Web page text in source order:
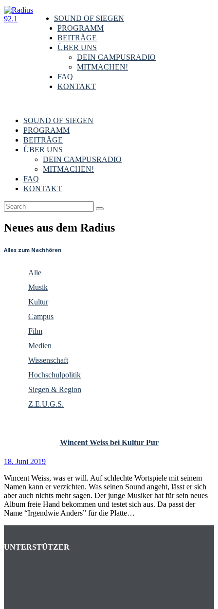
SOUND OF SIEGEN
PROGRAMM
BEITRÄGE
ÜBER UNS
DEIN CAMPUSRADIO
MITMACHEN!
FAQ
KONTAKT
SOUND OF SIEGEN
PROGRAMM
BEITRÄGE
ÜBER UNS
DEIN CAMPUSRADIO
MITMACHEN!
FAQ
KONTAKT
Neues aus dem Radius
Alles zum Nachhören
Alle
Musik
Kultur
Campus
Film
Medien
Wissenschaft
Hochschulpolitik
Siegen & Region
Z.E.U.G.S.
Wincent Weiss bei Kultur Pur
18. Juni 2019
Wincent Weiss, was er will. Auf schlechte Wortspiele mit seinem
Namen kann er verzichten. Was seinen Sound angeht, lässt er sich
aber auch nichts mehr sagen. Der junge Musiker hat für sein neues
Album freie Hand bekommen und testet sich aus. Da passt der
Name “Irgendwie Anders” für die Platte…
UNTERSTÜTZER